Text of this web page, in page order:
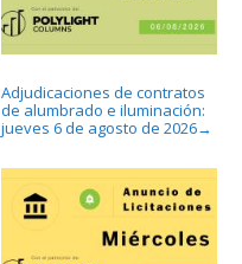
Adjudicaciones de contratos
de alumbrado e iluminación:
jueves 6 de agosto de 2026→